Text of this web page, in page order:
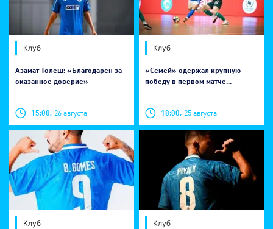
Клуб
Азамат Толеш: «Благодарен за
оказанное доверие»
15:00, 26 августа
Клуб
«Семей» одержал крупную
победу в первом матче...
18:00, 25 августа
Клуб Клуб